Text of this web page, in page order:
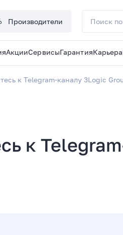
Производители
АкцииСервисыГарантияКарьера
к Telegram-каналу 3Logic
к